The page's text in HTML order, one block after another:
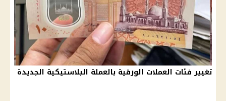
تغيير فئات العملات الورقية بالعملة البلاستيكية الجديدة